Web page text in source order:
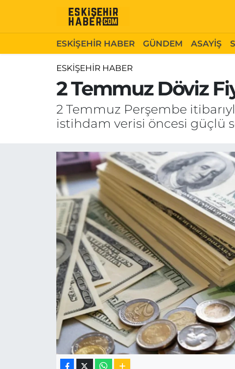
ESKİŞEHİR HABER GÜNDEM ASAYİŞ
ESKİŞEHİR HABER
2 Temmuz Döviz
2 Temmuz Perşembe
istihdam verisi öncesi güçlü
ESKİŞEHİR HABER
ASAYİŞ
SİYASET
SAĞLIK
EĞİTİM
MAGAZİN
ESKİŞEHİRSPOR
Gizlilik Politikası
Hakkımızda
İletişim
Künye
Odunpazarı Hava Durumu
Odunpazarı Trafik Yoğunluk Haritası
Süper Lig Puan Durumu ve Fikstür
Tüm Manşetler
Haber Arşivi